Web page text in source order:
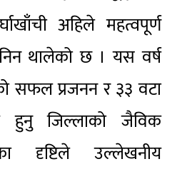
अहिले महत्वपूर्ण
थालेको छ । यस वर्ष
सफल प्रजनन र ३३ वटा
जिल्लाको जैविक
दृष्टिले उल्लेखनीय